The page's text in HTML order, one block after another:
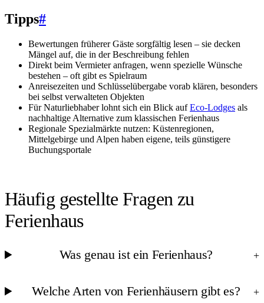
Tipps#
Bewertungen früherer Gäste sorgfältig lesen – sie decken
Mängel auf, die in der Beschreibung fehlen
Direkt beim Vermieter anfragen, wenn spezielle Wünsche
bestehen – oft gibt es Spielraum
Anreisezeiten und Schlüsselübergabe vorab klären, besonders
bei selbst verwalteten Objekten
Für Naturliebhaber lohnt sich ein Blick aufEco-Lodges als
nachhaltige Alternative zum klassischen Ferienhaus
Regionale Spezialmärkte nutzen: Küstenregionen,
Mittelgebirge und Alpen haben eigene, teils günstigere
Buchungsportale
Häufig gestellte Fragen zu
Ferienhaus
Was genau ist ein Ferienhaus? +
Welche Arten von Ferienhäusern gibt es? +